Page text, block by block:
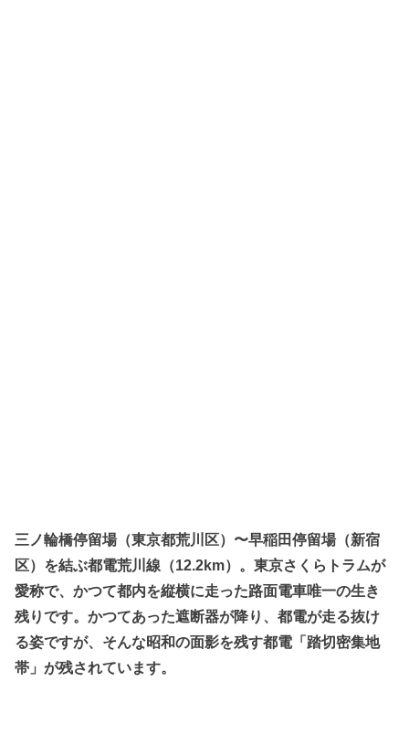
三ノ輪橋停留場（東京都荒川区）〜早稲田停留場（新宿
区）を結ぶ都電荒川線（12.2km）。東京さくらトラムが
愛称で、かつて都内を縦横に走った路面電車唯一の生き
残りです。かつてあった遮断器が降り、都電が走る抜け
る姿ですが、そんな昭和の面影を残す都電「踏切密集地
帯」が残されています。